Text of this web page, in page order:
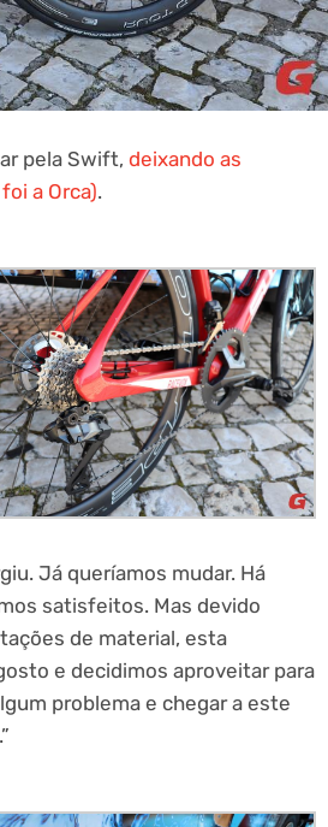
pela Swift, deixando as
a Orca).
Já queríamos mudar. Há
satisfeitos. Mas devido
de material, esta
e decidimos aproveitar para
problema e chegar a este